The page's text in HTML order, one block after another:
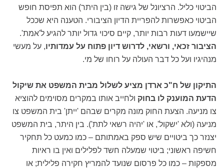
הביטוי כליל. הרציונל של גישה זו (בין היתר) הוא תפיסת חופש
הביטוי כאפשרות להפריית הדיון הציבורי. הטענה היא שככל
שיישמעו דעות רבות יותר, קיים סיכוי גדול יותר להגיע ל'אמת'.
הציבור זכאי, ורשאי, לדרוש דיון פתוח על עמדותיו, על מעשי
מנהיגיו ועל כל דבר העולה על רוחו של מי.
התיקון של ח"כ ארדן מציע לשלול מבית המשפט את שיקול
הדעת המוענק לו בחוק ולחייב אותו במקרים מסוימים להוציא
צו מניעה. הצעת החוק מונה מקרים שבהם 'ייתן' בית המשפט צו
מניעה (ולא 'ישקול', או 'יהיה רשאי לתת'). בין היתר, בית המשפט
יצנזר כך ביטויים שיש ספק באמתותם – כמו כמעט כל תחקיר
חשיפה ראשוני; ביטוי שמעלה חשד לפלילים ואין בו ראיות
מספקות – כמו כל פרסום שנועד להמריץ חקירה פלילית; או